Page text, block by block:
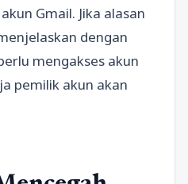
Gmail. Jika alasan
dengan
mengakses akun
pemilik akun akan